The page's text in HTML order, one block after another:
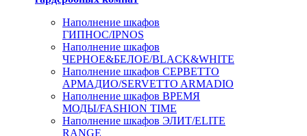
Наполнение шкафов
ГИПНОС/IPNOS
Наполнение шкафов
ЧЕРНОЕ&БЕЛОЕ/BLACK&WHITE
Наполнение шкафов СЕРВЕТТО
АРМАДИО/SERVETTO ARMADIO
Наполнение шкафов ВРЕМЯ
МОДЫ/FASHION TIME
Наполнение шкафов ЭЛИТ/ELITE
RANGE